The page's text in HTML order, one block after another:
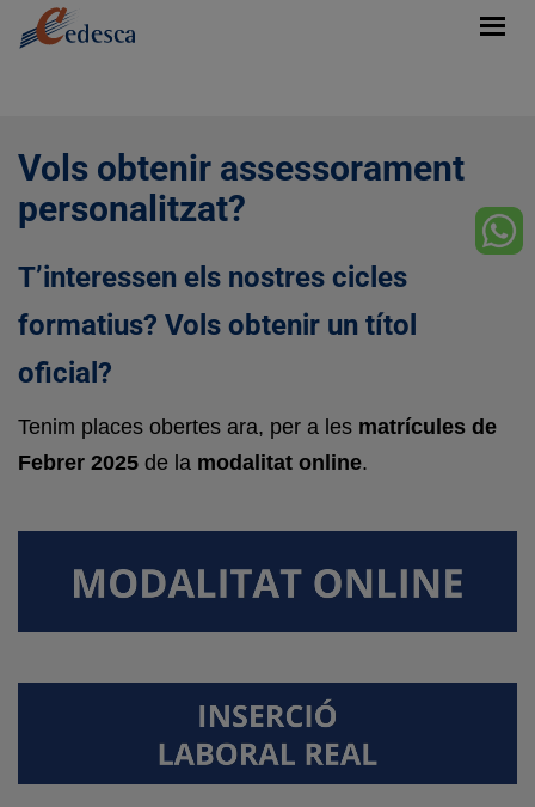
Vols obtenir assessorament
personalitzat?
T’interessen els nostres cicles
formatius? Vols obtenir un títol
oficial?
Tenim places obertes ara, per a les matrícules de
Febrer 2025 de la modalitat online.